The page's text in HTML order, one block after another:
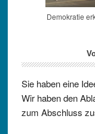
Demokratie
Sie haben eine
Wir haben den
zum Abschluss